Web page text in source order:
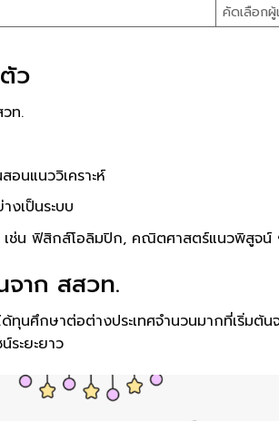
คัดเลือกผู้
ว
ท.
อนแนววิเคราะห์
งเป็นระบบ
เช่น ฟิสิกส์โอลิมปิก, คณิตศาสตร์แนวพิสูจน์
าก สสวท.
ศึกษาต่อต่างประเทศจำนวนมากที่เริ่มต้น
ระยะยาว